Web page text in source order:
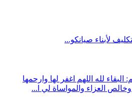
لأبناء صيانكو...
لله اللهم اغفر لها وارحمها
العزاء والمواساة لي ا...